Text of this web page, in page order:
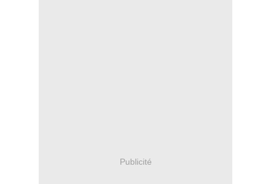
Publicité